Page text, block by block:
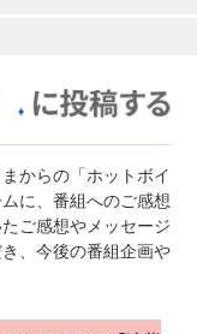
からの「ホットボイ
に、番組へのご感想
ご感想やメッセージ
、今後の番組企画や